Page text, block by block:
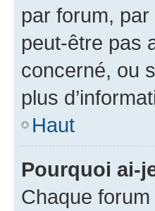
par forum, par
peut-être pas
concerné, ou
plus
Haut
Pourquoi ai-
Chaque